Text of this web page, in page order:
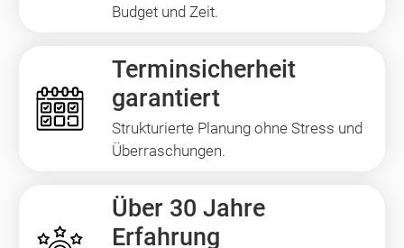
Budget und Zeit.
Terminsicherheit
garantiert
Strukturierte Planung ohne Stress und
Überraschungen.
Über 30 Jahre
Erfahrung